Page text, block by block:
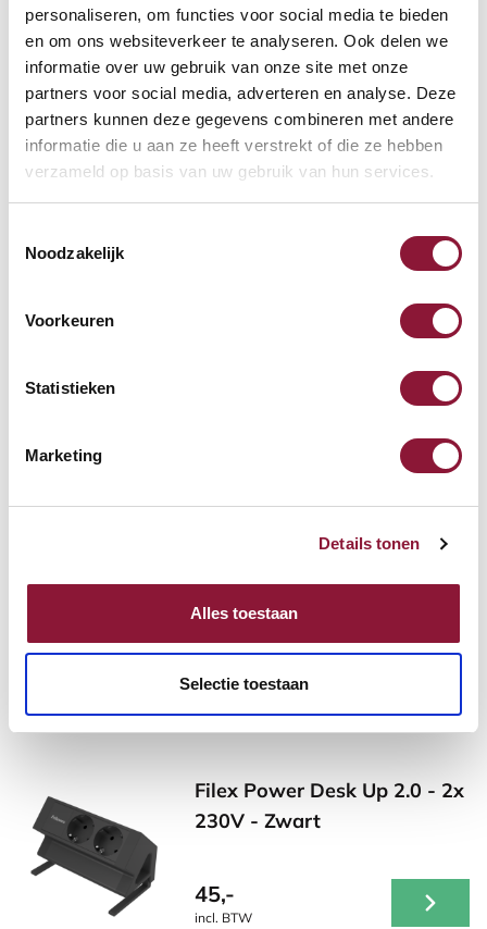
personaliseren, om functies voor social media te bieden
en om ons websiteverkeer te analyseren. Ook delen we
informatie over uw gebruik van onze site met onze
partners voor social media, adverteren en analyse. Deze
partners kunnen deze gegevens combineren met andere
informatie die u aan ze heeft verstrekt of die ze hebben
verzameld op basis van uw gebruik van hun services.
Noodzakelijk
Voorkeuren
Statistieken
Marketing
Details tonen
Alles toestaan
Selectie toestaan
polige stekker
18,15
incl. BTW
Evoluent 4 verticale muis
rechtshandig bedraad grijs
92,14
Andere producten die mogelijk iets
voor je zijn!
Filex Power Desk Up 2.0 - 2x
230V - Zwart
45,-
incl. BTW